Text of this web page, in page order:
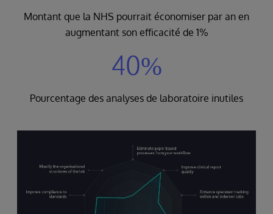
Montant que la NHS pourrait économiser par an en
augmentant son efficacité de 1%
40%
Pourcentage des analyses de laboratoire inutiles